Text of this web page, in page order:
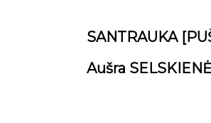
SANTRAUKA
Aušra